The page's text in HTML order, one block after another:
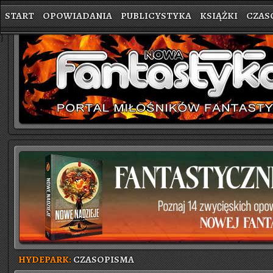
START OPOWIADANIA PUBLICYSTYKA KSIĄŻKI
}
HYDEPARK:CZASOPISMA